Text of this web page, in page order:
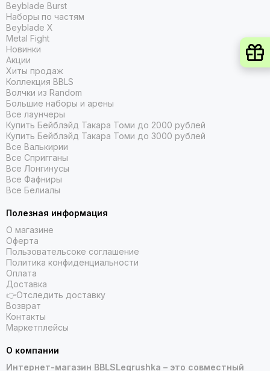
Beyblade Burst
Наборы по частям
Beyblade X
Metal Fight
Новинки
Акции
Хиты продаж
Коллекция BBLS
Волчки из Random
Большие наборы и арены
Все лаунчеры
Купить Бейблэйд Такара Томи до 2000 рублей
Купить Бейблэйд Такара Томи до 3000 рублей
Все Валькирии
Все Спригганы
Все Лонгинусы
Все Фафниры
Все Белиалы
Полезная информация
О магазине
Оферта
Пользовательсоке соглашение
Политика конфиденциальности
Оплата
Доставка
👉Отследить доставку
Возврат
Контакты
Маркетплейсы
О компании
Интернет-магазин BBLSLegrushka – это совместный